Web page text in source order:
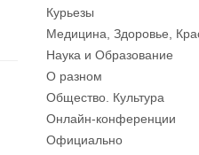
Курьезы
Медицина, Здоровье,
Наука и Образование
О разном
Общество. Культура
Онлайн-конференции
Официально